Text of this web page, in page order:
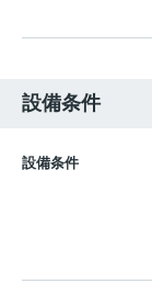
設備条件
設備条件